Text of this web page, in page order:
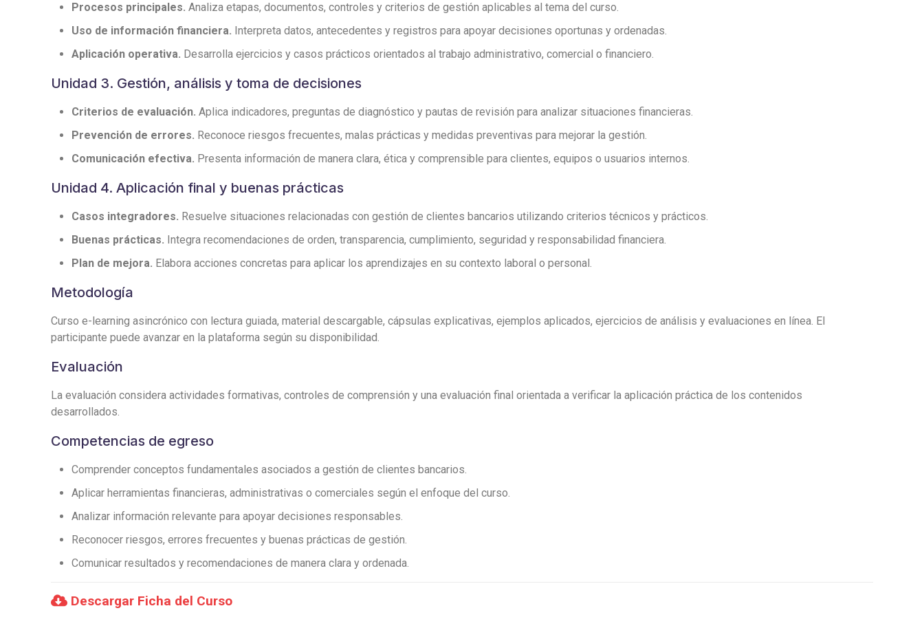
Procesos principales. Analiza etapas, documentos, controles y criterios de gestión aplicables al tema del curso.
Uso de información financiera. Interpreta datos, antecedentes y registros para apoyar decisiones oportunas y ordenadas.
Aplicación operativa. Desarrolla ejercicios y casos prácticos orientados al trabajo administrativo, comercial o financiero.
Unidad 3. Gestión, análisis y toma de decisiones
Criterios de evaluación. Aplica indicadores, preguntas de diagnóstico y pautas de revisión para analizar situaciones financieras.
Prevención de errores. Reconoce riesgos frecuentes, malas prácticas y medidas preventivas para mejorar la gestión.
Comunicación efectiva. Presenta información de manera clara, ética y comprensible para clientes, equipos o usuarios internos.
Unidad 4. Aplicación final y buenas prácticas
Casos integradores. Resuelve situaciones relacionadas con gestión de clientes bancarios utilizando criterios técnicos y prácticos.
Buenas prácticas. Integra recomendaciones de orden, transparencia, cumplimiento, seguridad y responsabilidad financiera.
Plan de mejora. Elabora acciones concretas para aplicar los aprendizajes en su contexto laboral o personal.
Metodología
Curso e-learning asincrónico con lectura guiada, material descargable, cápsulas explicativas, ejemplos aplicados, ejercicios de análisis y evaluaciones en línea. El
participante puede avanzar en la plataforma según su disponibilidad.
Evaluación
La evaluación considera actividades formativas, controles de comprensión y una evaluación final orientada a verificar la aplicación práctica de los contenidos
desarrollados.
Competencias de egreso
Comprender conceptos fundamentales asociados a gestión de clientes bancarios.
Aplicar herramientas financieras, administrativas o comerciales según el enfoque del curso.
Analizar información relevante para apoyar decisiones responsables.
Reconocer riesgos, errores frecuentes y buenas prácticas de gestión.
Comunicar resultados y recomendaciones de manera clara y ordenada.
Descargar Ficha del Curso